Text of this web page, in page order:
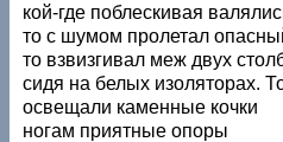
кой-где поблескивая
то с шумом пролетал
то взвизгивал меж двух
сидя на белых изоляторах.
освещали каменные кочки
ногам приятные опоры